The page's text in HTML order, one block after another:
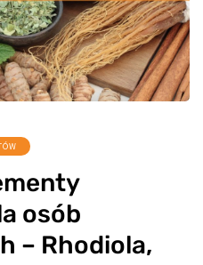
osób
– Rhodiola,